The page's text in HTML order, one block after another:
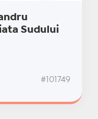
Sudului
#101749